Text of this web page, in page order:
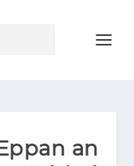
an